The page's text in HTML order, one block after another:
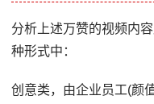
分析上述万赞的视频内
种形式中：
创意类，由企业员工(颜